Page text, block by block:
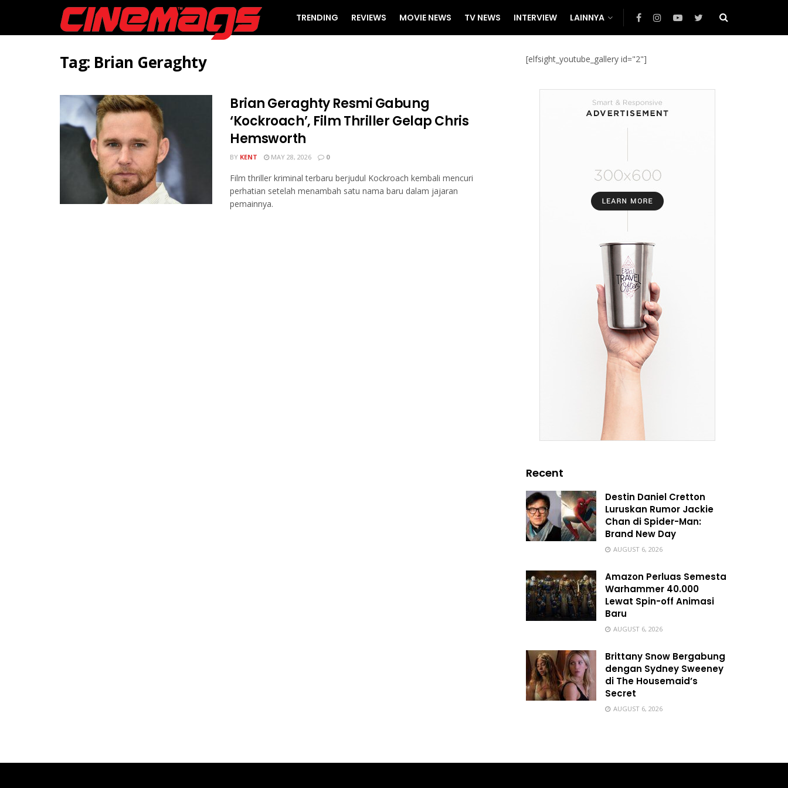
TRENDING REVIEWS MOVIE NEWS TV NEWS INTERVIEW LAINNYA
Tag: Brian Geraghty
Brian Geraghty Resmi Gabung
‘Kockroach’, Film Thriller Gelap Chris
Hemsworth
BY KENT MAY 28, 2026 0
Film thriller kriminal terbaru berjudul Kockroach kembali mencuri
perhatian setelah menambah satu nama baru dalam jajaran
pemainnya.
[elfsight_youtube_gallery id="2"]
Recent
Destin Daniel Cretton
Luruskan Rumor Jackie
Chan di Spider-Man:
Brand New Day
AUGUST 6, 2026
Amazon Perluas Semesta
Warhammer 40.000
Lewat Spin-off Animasi
Baru
AUGUST 6, 2026
Brittany Snow Bergabung
dengan Sydney Sweeney
di The Housemaid’s
Secret
AUGUST 6, 2026